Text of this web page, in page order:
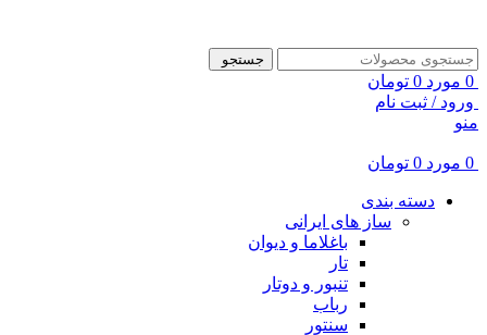
جستجو
0 مورد 0 تومان
ورود / ثبت نام
منو
0 مورد 0 تومان
دسته بندی
ساز های ایرانی
باغلاما و دیوان
تار
تنبور و دوتار
رباب
سنتور